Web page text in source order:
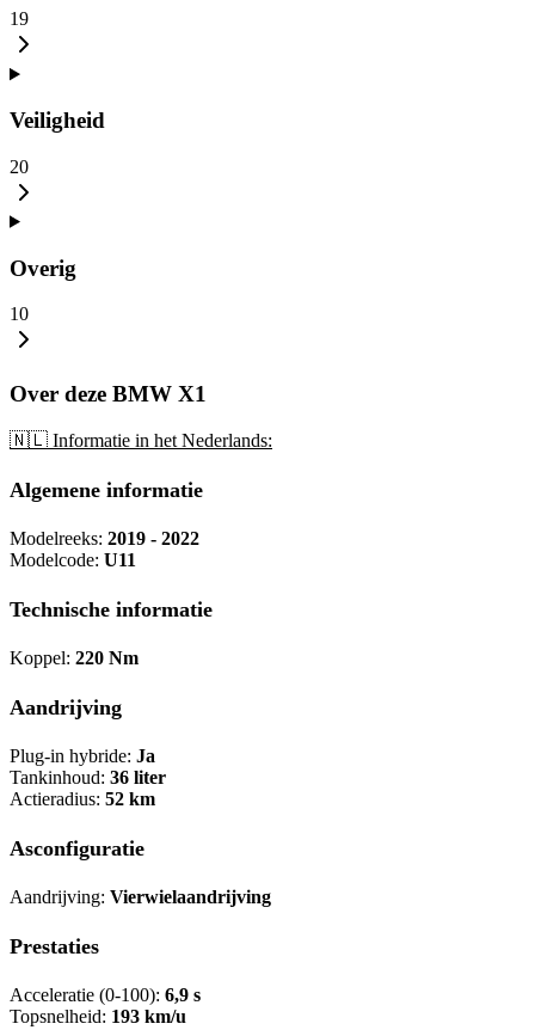
19
Veiligheid
20
Overig
10
Over deze BMW X1
🇳🇱 Informatie in het Nederlands:
Algemene informatie
Modelreeks: 2019 - 2022
Modelcode: U11
Technische informatie
Koppel: 220 Nm
Aandrijving
Plug-in hybride: Ja
Tankinhoud: 36 liter
Actieradius: 52 km
Asconfiguratie
Aandrijving: Vierwielaandrijving
Prestaties
Acceleratie (0-100): 6,9 s
Topsnelheid: 193 km/u